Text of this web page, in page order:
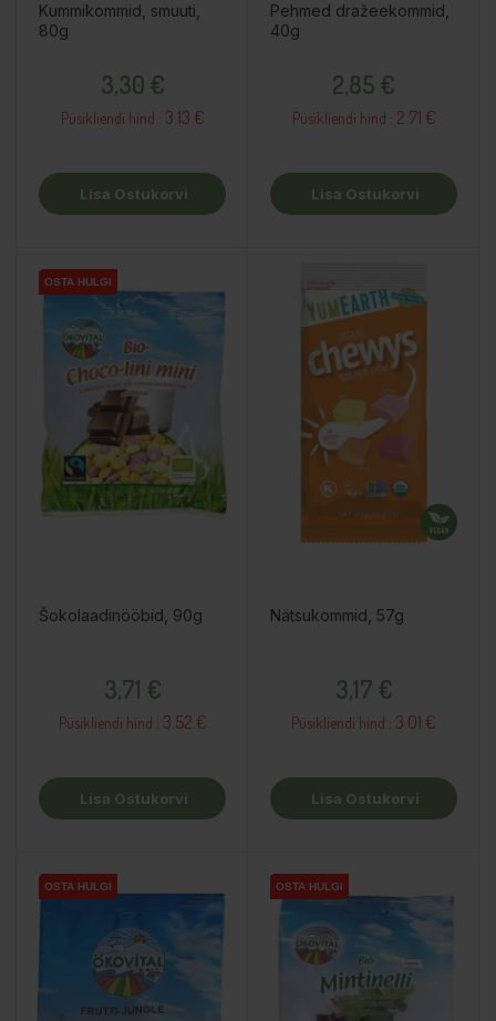
Kummikommid, smuuti,
80g
3,30 €
Püsikliendi hind : 3.13 €
Lisa Ostukorvi
Pehmed dražeekommid,
40g
2,85 €
Püsikliendi hind : 2.71 €
Lisa Ostukorvi
OSTA HULGI
OSTA HULGI
OSTA HULGI
Šokolaadinööbid, 90g
3,71 €
Püsikliendi hind : 3.52 €
Lisa Ostukorvi
Nätsukommid, 57g
3,17 €
Püsikliendi hind : 3.01 €
Lisa Ostukorvi
OSTA HULGI
OSTA HULGI
OSTA HULGI OSTA HULGI
OSTA HULGI
OSTA HULGI